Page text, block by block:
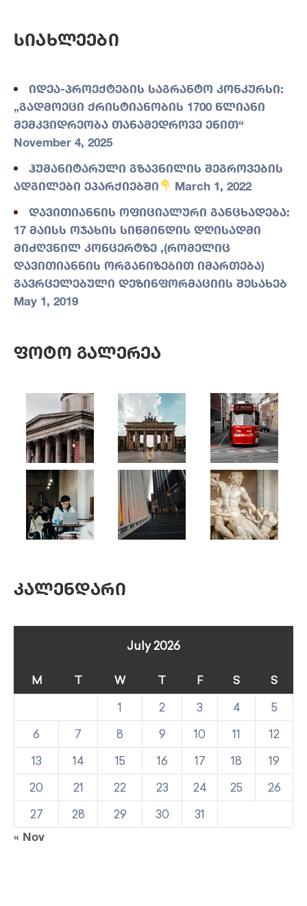
Სიახლეები
იდეა-პროექტების საგრანტო კონკურსი:
„გადმოეცი ქრისტიანობის 1700 წლიანი
მემკვიდრეობა თანამედროვე ენით“
November 4, 2025
ჰუმანიტარული გზავნილის შეგროვების
ადგილები ეპარქიებში
March 1, 2022
დავითიანნის ოფიციალური განცხადება:
17 მაისს ოჯახის სიწმინდის დღისადმი
მიძღვნილ კონცერტზე ,(რომელიც
დავითიანნის ორგანიზებით იმართება)
გავრცელებული დეზინფორმაციის შესახებ
May 1, 2019
Ფოტო Გალერეა
Კალენდარი
July 2026
M T W T F S S
1 2 3 4
5
6
7 8 9 10 11
12
13
14 15 16 17 18
19
20
21 22 23 24 25
26
27
28 29 30 31
« Nov